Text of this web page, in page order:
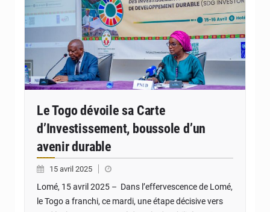
Le Togo dévoile sa Carte
d’Investissement, boussole d’un
avenir durable
15 avril 2025
Lomé, 15 avril 2025 – Dans l’effervescence de Lomé,
le Togo a franchi, ce mardi, une étape décisive vers